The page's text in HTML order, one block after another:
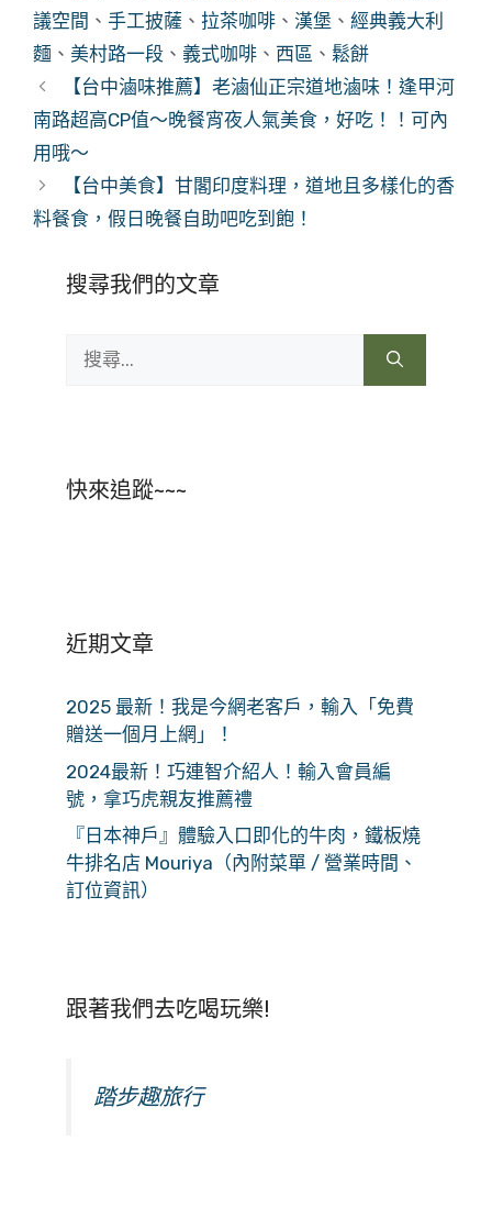
議空間 、 手工披薩 、 拉茶咖啡 、 漢堡 、 經典義大利
麵 、 美村路一段 、 義式咖啡 、 西區 、 鬆餅
【台中滷味推薦】老滷仙正宗道地滷味！逢甲河
南路超高CP值～晚餐宵夜人氣美食，好吃！！可內
用哦～
【台中美食】甘閣印度料理，道地且多樣化的香
料餐食，假日晚餐自助吧吃到飽！
搜尋我們的文章
尋:
快來追蹤~~~
近期文章
2025 最新！我是今網老客戶，輸入「免費
贈送一個月上網」！
2024最新！巧連智介紹人！輸入會員編
號，拿巧虎親友推薦禮
『日本神戶』體驗入口即化的牛肉，鐵板燒
牛排名店 Mouriya（內附菜單 / 營業時間、
訂位資訊）
跟著我們去吃喝玩樂!
踏步趣旅行